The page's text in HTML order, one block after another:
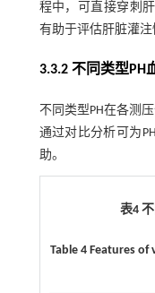
程中，可直接穿刺
有助于评估肝脏灌注
3.3.2 不同类型PH
不同类型PH在各测
通过对比分析可为
助。
表4
Table 4 Features